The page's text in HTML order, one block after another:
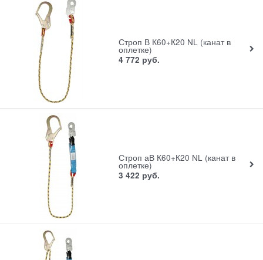
Строп В К60+К20 NL (канат в
оплетке)
4 772 руб.
Строп аВ К60+К20 NL (канат в
оплетке)
3 422 руб.